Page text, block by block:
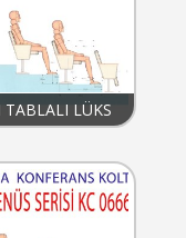
TABLALI LÜKS